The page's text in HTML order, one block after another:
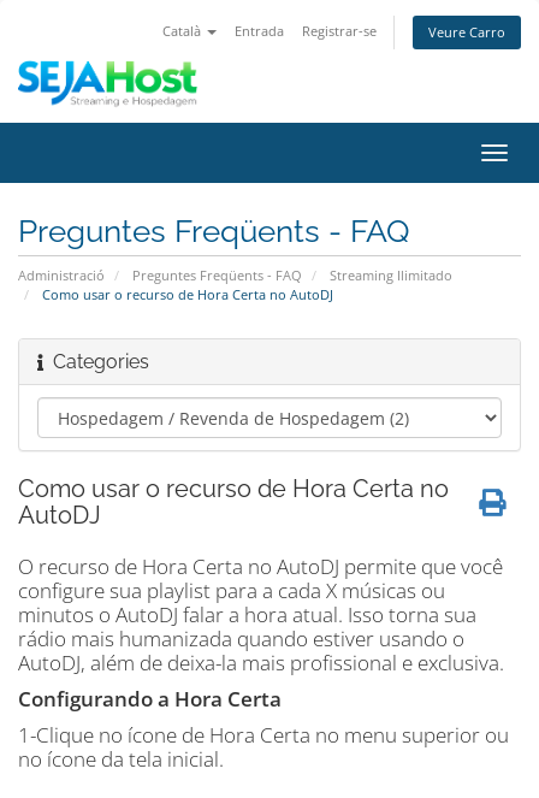
Català Entrada Registrar-se Veure Carro
la
Preguntes Freqüents - FAQ
Administració Preguntes Freqüents - FAQ
Streaming Ilimitado
Como usar o recurso de Hora Certa no AutoDJ
Categories
Como usar o recurso de Hora Certa no
AutoDJ
O recurso de Hora Certa no AutoDJ permite que você
configure sua playlist para a cada X músicas ou
minutos o AutoDJ falar a hora atual. Isso torna sua
rádio mais humanizada quando estiver usando o
AutoDJ, além de deixa-la mais profissional e exclusiva.
Configurando a Hora Certa
1-Clique no ícone de Hora Certa no menu superior ou
no ícone da tela inicial.